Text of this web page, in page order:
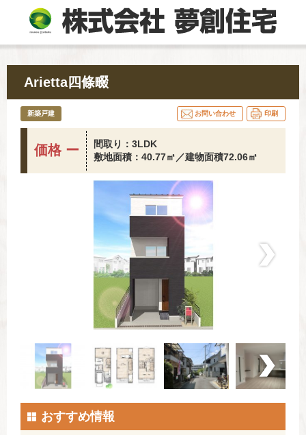
Arietta四條畷
新築戸建 印刷
お問い合わせ
価格 ー
間取り：3LDK
敷地面積：40.77㎡／建物面積72.06㎡
おすすめ情報